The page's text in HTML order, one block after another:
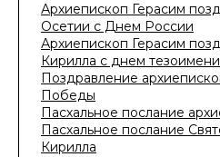
Архиепископ Герасим
Осетии с Днем России
Архиепископ Герасим
Кирилла с днем
Поздравление
Победы
Пасхальное послание
Пасхальное послание
Кирилла